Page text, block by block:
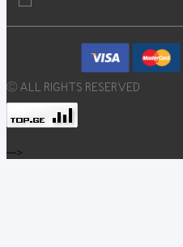
© ALL RIGHTS RESERVED
-->